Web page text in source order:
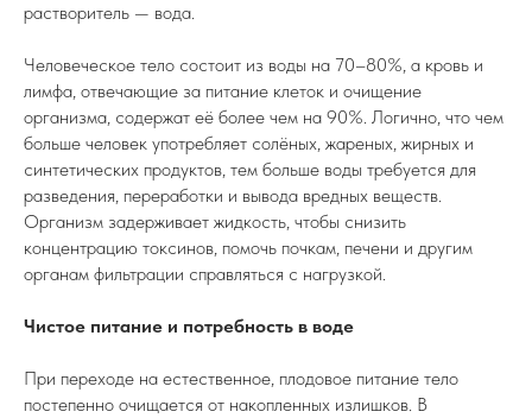
растворитель — вода.
Человеческое тело состоит из воды на 70–80%, а кровь и
лимфа, отвечающие за питание клеток и очищение
организма, содержат её более чем на 90%. Логично, что чем
больше человек употребляет солёных, жареных, жирных и
синтетических продуктов, тем больше воды требуется для
разведения, переработки и вывода вредных веществ.
Организм задерживает жидкость, чтобы снизить
концентрацию токсинов, помочь почкам, печени и другим
органам фильтрации справляться с нагрузкой.
Чистое питание и потребность в воде
При переходе на естественное, плодовое питание тело
постепенно очищается от накопленных излишков. В